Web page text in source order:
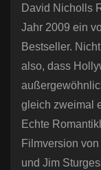
David Nicholls
Jahr 2009 ein
Bestseller.
also, dass
gleich zweimal
Echte
Filmversion
und Jim